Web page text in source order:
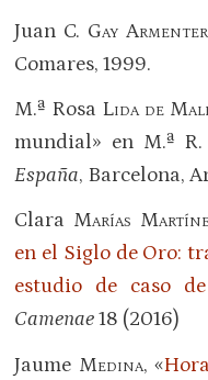
Juan C. Gay
Comares, 1999.
M.ª Rosa Lida de
mundial» en M.ª
España, Barcelona,
Clara Marías
en el Siglo de Oro:
estudio de caso
Camenae18 (2016)
Jaume Medina, «